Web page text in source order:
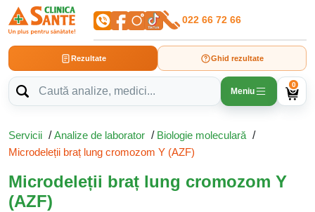
022 66 72 66
Rezultate Ghid rezultate
Meniu
0
Servicii /Analize de laborator / Biologie moleculară /
Microdeleții braț lung cromozom Y (AZF)
Microdeleții braț lung cromozom Y
(AZF)